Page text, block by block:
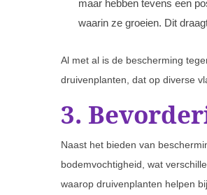
maar hebben tevens een
waarin ze groeien. Dit
Al met al is de bescherming
druivenplanten, dat op diverse
3.
Naast het bieden van
bodemvochtigheid, wat
waarop druivenplanten helpen